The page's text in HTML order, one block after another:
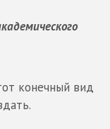
конечный вид